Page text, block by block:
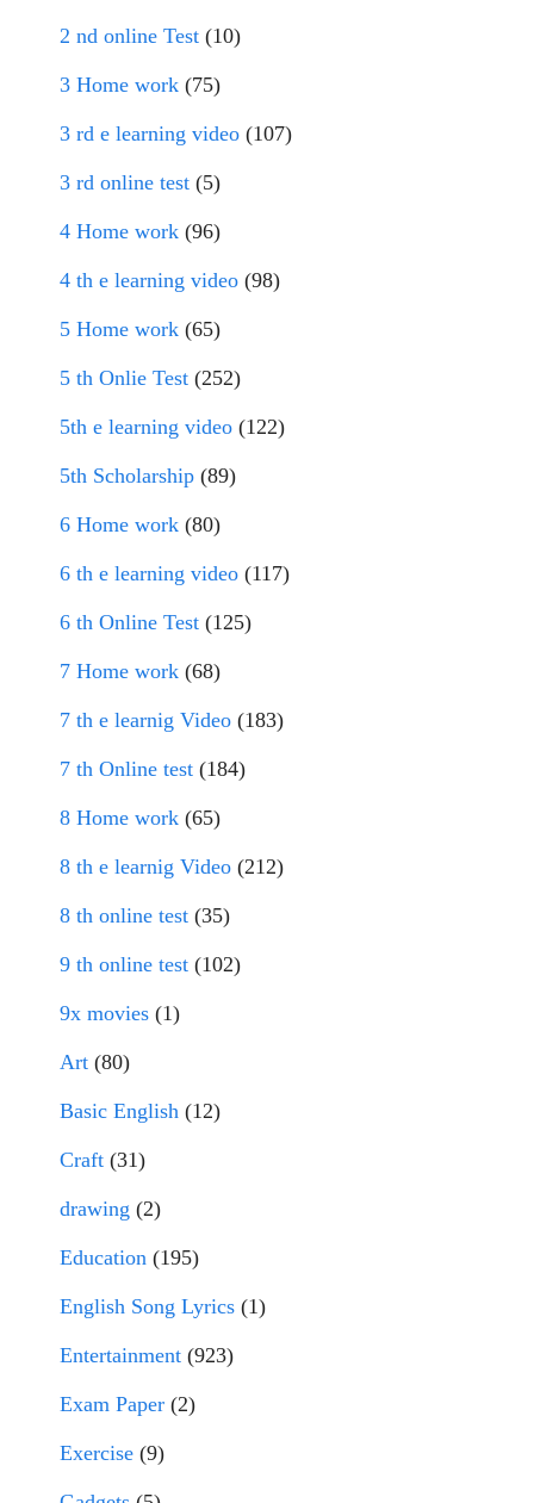
2 nd online Test (10)
3 Home work (75)
3 rd e learning video (107)
3 rd online test (5)
4 Home work (96)
4 th e learning video (98)
5 Home work (65)
5 th Onlie Test (252)
5th e learning video (122)
5th Scholarship (89)
6 Home work (80)
6 th e learning video (117)
6 th Online Test (125)
7 Home work (68)
7 th e learnig Video (183)
7 th Online test (184)
8 Home work (65)
8 th e learnig Video (212)
8 th online test (35)
9 th online test (102)
9x movies (1)
Art (80)
Basic English (12)
Craft (31)
drawing (2)
Education (195)
English Song Lyrics (1)
Entertainment (923)
Exam Paper (2)
Exercise (9)